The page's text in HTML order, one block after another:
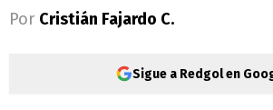
Por Cristián Fajardo C.
Sigue a Redgol en